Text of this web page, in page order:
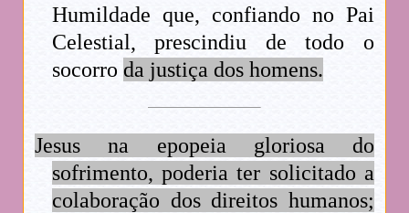
Humildade que, confiando no Pai
Celestial, prescindiu de todo o
socorro da justiça dos homens.
Jesus na epopeia gloriosa do
sofrimento, poderia ter solicitado a
colaboração dos direitos humanos;